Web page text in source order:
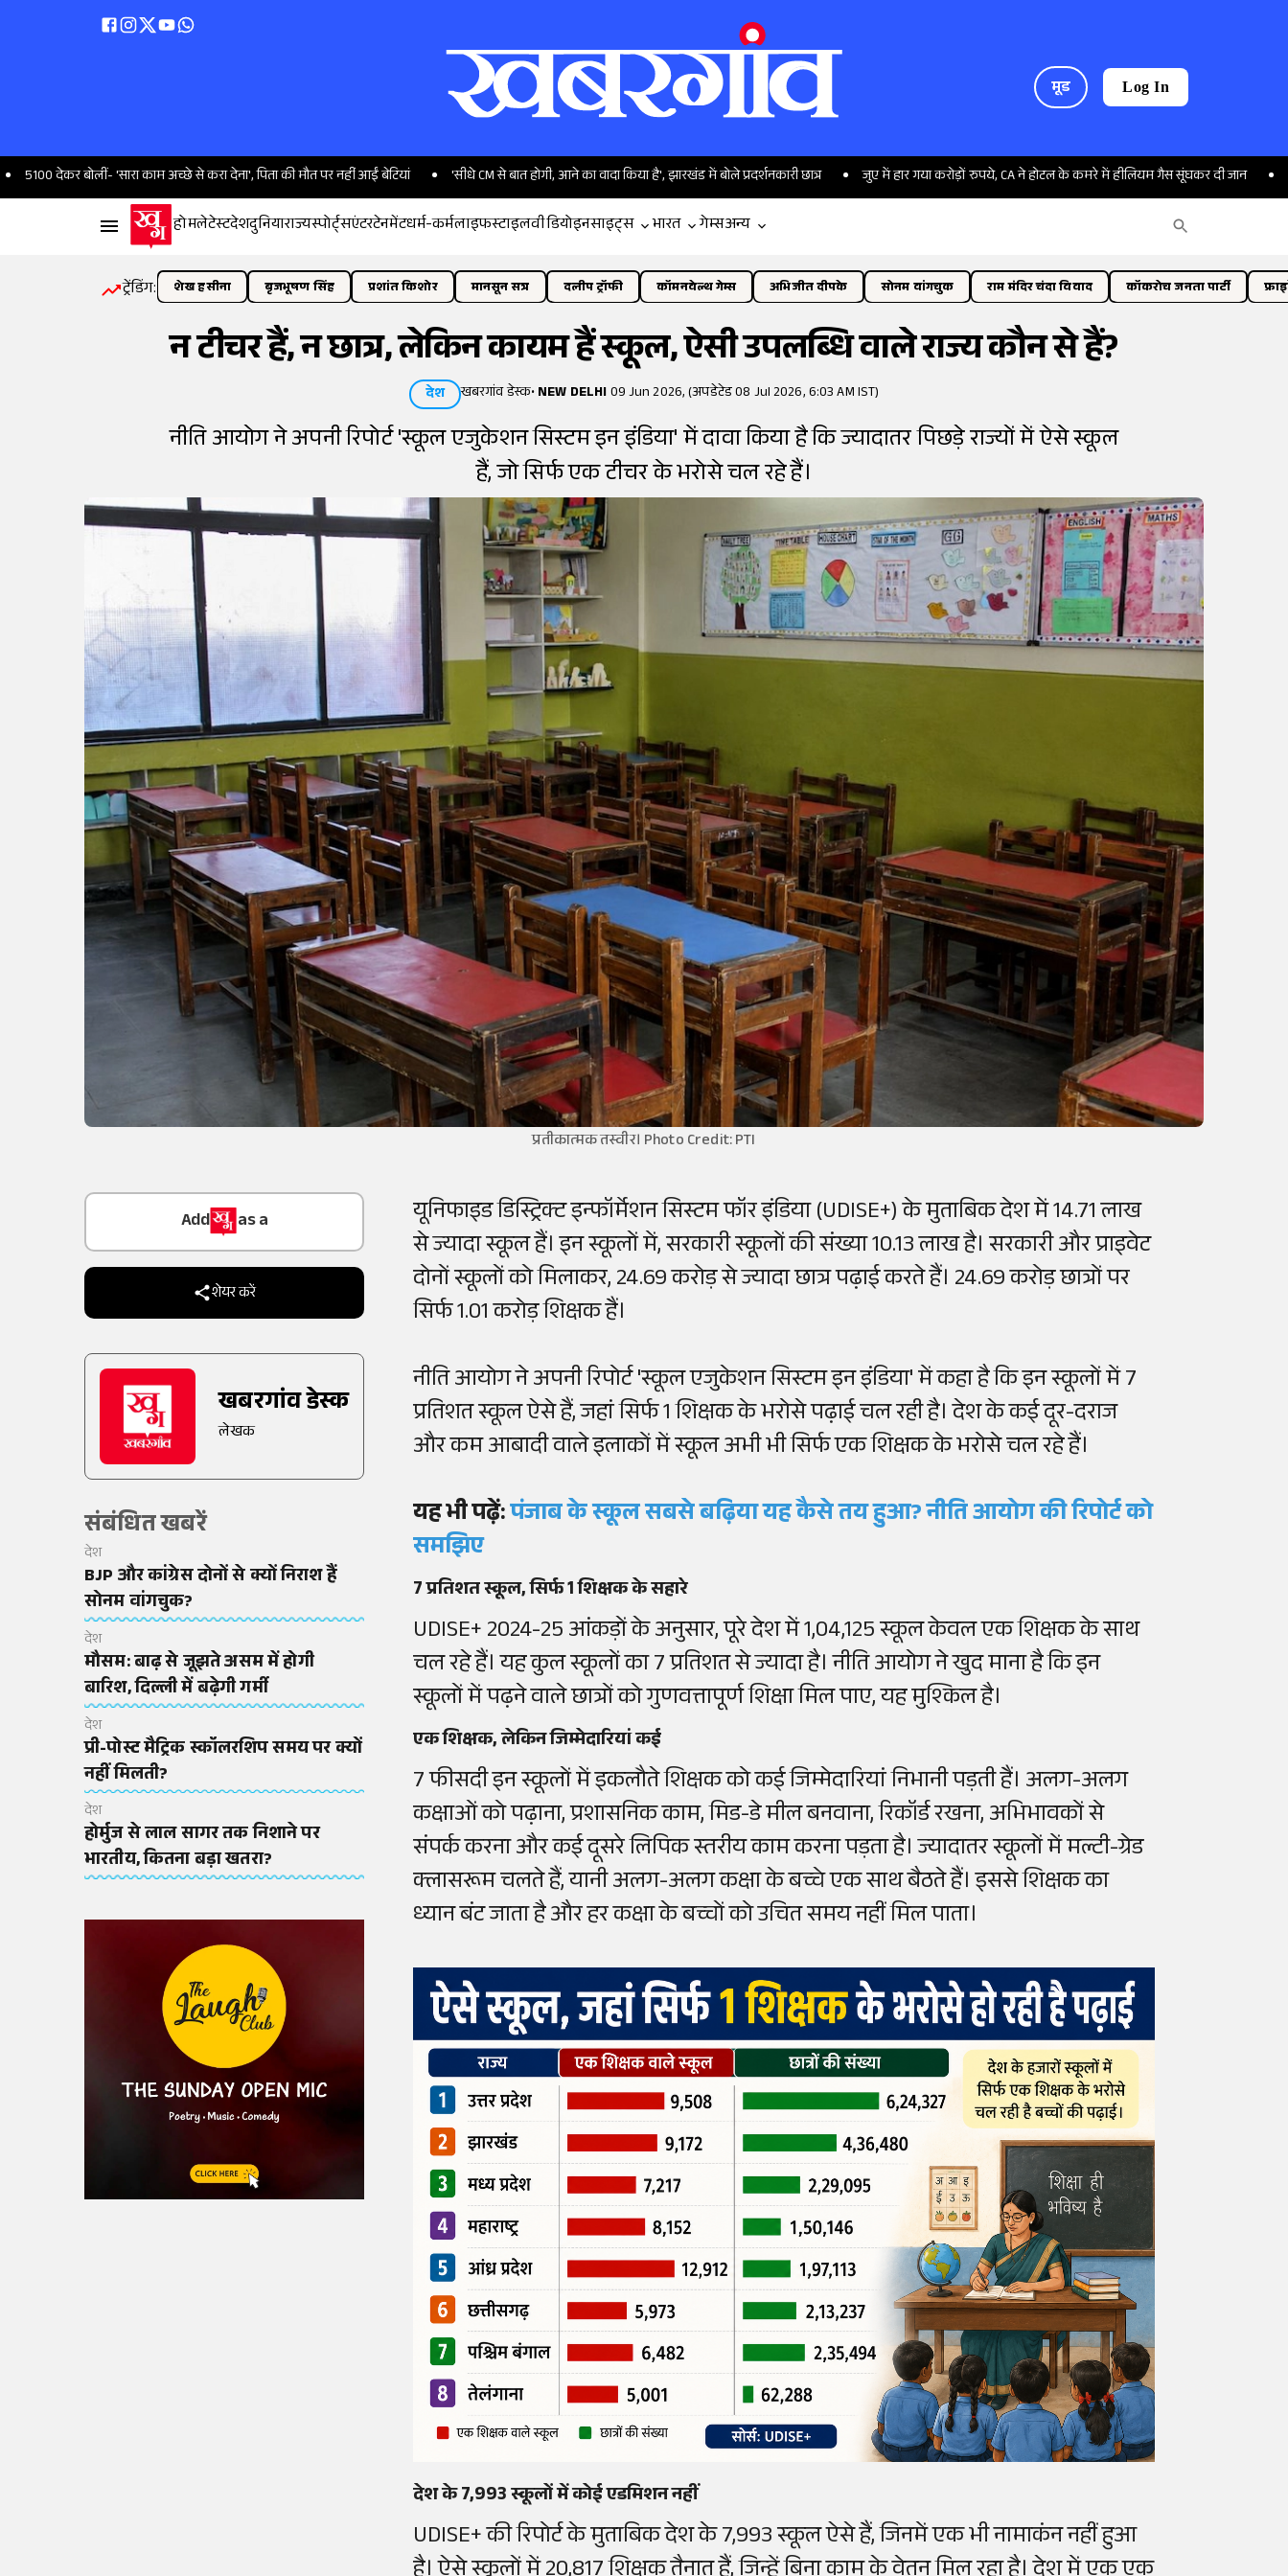
मूड Log In
'सारा काम अच्छे से करा देना', पिता की मौत पर नहीं आईं बेटियां 'सीधे CM से बात होगी, आने का वादा किया है', झारखंड में बोले प्रदर्शनकारी छात्र जुए में हार गया करोड़ों रुपये, CA ने होटल के कमरे में हीलियम गैस सूंघकर दी जान SHO के पति ने
होमलेटेस्टदेशदुनियाराज्यस्पोर्ट्सएंटरटेनमेंटधर्म-कर्मलाइफस्टाइलवीडियोइनसाइट्स भारत गेम्सअन्य
ट्रेंडिंग: शेख हसीना बृजभूषण सिंह प्रशांत किशोर मानसून सत्र दलीप ट्रॉफी कॉमनवेल्थ गेम्स अभिजीत दीपके सोनम वांगचुक राम मंदिर चंदा विवाद कॉकरोच जनता पार्टी
न टीचर हैं, न छात्र, लेकिन कायम हैं स्कूल, ऐसी उपलब्धि वाले राज्य कौन से हैं?
देश खबरगांव डेस्क•NEW DELHI09 Jun 2026, (अपडेटेड 08 Jul 2026, 6:03 AM IST)
नीति आयोग ने अपनी रिपोर्ट 'स्कूल एजुकेशन सिस्टम इन इंडिया' में दावा किया है कि ज्यादातर पिछड़े राज्यों में ऐसे स्कूल
हैं, जो सिर्फ एक टीचर के भरोसे चल रहे हैं।
प्रतीकात्मक तस्वीर। Photo Credit: PTI
Trusted Source on
शेयर करें
खबरगांव डेस्क
लेखक
संबंधित खबरें
देश
BJP और कांग्रेस दोनों से क्यों निराश हैं
सोनम वांगचुक?
देश
मौसम: बाढ़ से जूझते असम में होगी
बारिश, दिल्ली में बढ़ेगी गर्मी
देश
प्री-पोस्ट मैट्रिक स्कॉलरशिप समय पर क्यों
नहीं मिलती?
देश
होर्मुज से लाल सागर तक निशाने पर
भारतीय, कितना बड़ा खतरा?
यूनिफाइड डिस्ट्रिक्ट इन्फॉर्मेशन सिस्टम फॉर इंडिया (UDISE+) के मुताबिक देश में 14.71 लाख
से ज्यादा स्कूल हैं। इन स्कूलों में, सरकारी स्कूलों की संख्या 10.13 लाख है। सरकारी और प्राइवेट
दोनों स्कूलों को मिलाकर, 24.69 करोड़ से ज्यादा छात्र पढ़ाई करते हैं। 24.69 करोड़ छात्रों पर
सिर्फ 1.01 करोड़ शिक्षक हैं।
नीति आयोग ने अपनी रिपोर्ट 'स्कूल एजुकेशन सिस्टम इन इंडिया' में कहा है कि इन स्कूलों में 7
प्रतिशत स्कूल ऐसे हैं, जहां सिर्फ 1 शिक्षक के भरोसे पढ़ाई चल रही है। देश के कई दूर-दराज
और कम आबादी वाले इलाकों में स्कूल अभी भी सिर्फ एक शिक्षक के भरोसे चल रहे हैं।
यह भी पढ़ें:पंजाब के स्कूल सबसे बढ़िया यह कैसे तय हुआ? नीति आयोग की रिपोर्ट को
समझिए
7 प्रतिशत स्कूल, सिर्फ 1 शिक्षक के सहारे
UDISE+ 2024-25 आंकड़ों के अनुसार, पूरे देश में 1,04,125 स्कूल केवल एक शिक्षक के साथ
चल रहे हैं। यह कुल स्कूलों का 7 प्रतिशत से ज्यादा है। नीति आयोग ने खुद माना है कि इन
स्कूलों में पढ़ने वाले छात्रों को गुणवत्तापूर्ण शिक्षा मिल पाए, यह मुश्किल है।
एक शिक्षक, लेकिन जिम्मेदारियां कई
7 फीसदी इन स्कूलों में इकलौते शिक्षक को कई जिम्मेदारियां निभानी पड़ती हैं। अलग-अलग
कक्षाओं को पढ़ाना, प्रशासनिक काम, मिड-डे मील बनवाना, रिकॉर्ड रखना, अभिभावकों से
संपर्क करना और कई दूसरे लिपिक स्तरीय काम करना पड़ता है। ज्यादातर स्कूलों में मल्टी-ग्रेड
क्लासरूम चलते हैं, यानी अलग-अलग कक्षा के बच्चे एक साथ बैठते हैं। इससे शिक्षक का
ध्यान बंट जाता है और हर कक्षा के बच्चों को उचित समय नहीं मिल पाता।
देश के 7,993 स्कूलों में कोई एडमिशन नहीं
UDISE+ की रिपोर्ट के मुताबिक देश के 7,993 स्कूल ऐसे हैं, जिनमें एक भी नामाकंन नहीं हुआ